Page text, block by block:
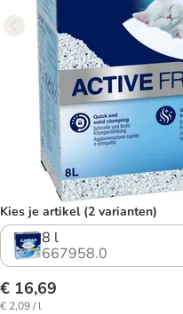
Kies je artikel (2 varianten)
8 l
667958.0
€ 16,69
€ 2,09 / l